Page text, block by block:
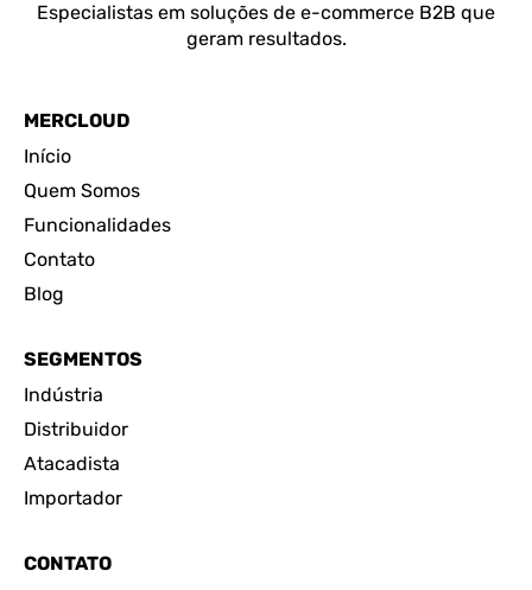
Especialistas em soluções de e-commerce B2B que
geram resultados.
MERCLOUD
Início
Quem Somos
Funcionalidades
Contato
Blog
SEGMENTOS
Indústria
Distribuidor
Atacadista
Importador
CONTATO